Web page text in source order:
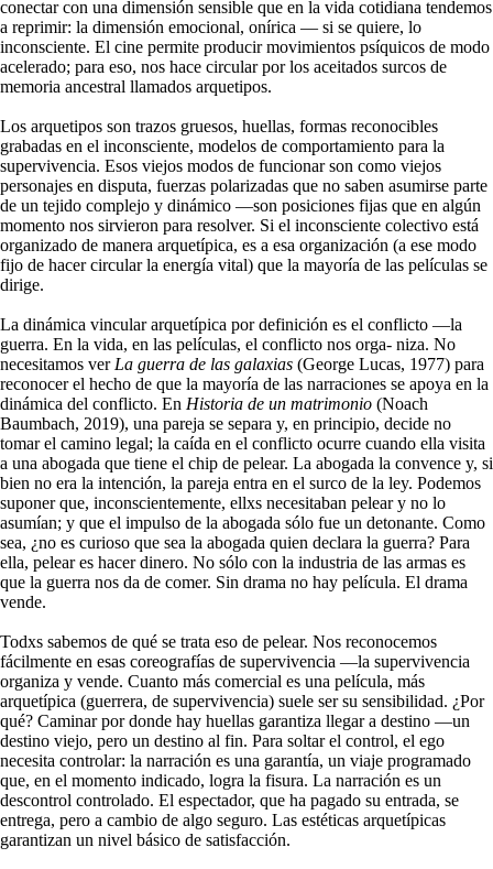
conectar con una dimensión sensible que en la vida cotidiana tendemos
a reprimir: la dimensión emocional, onírica — si se quiere, lo
inconsciente. El cine permite producir movimientos psíquicos de modo
acelerado; para eso, nos hace circular por los aceitados surcos de
memoria ancestral llamados arquetipos.
Los arquetipos son trazos gruesos, huellas, formas reconocibles
grabadas en el inconsciente, modelos de comportamiento para la
supervivencia. Esos viejos modos de funcionar son como viejos
personajes en disputa, fuerzas polarizadas que no saben asumirse parte
de un tejido complejo y dinámico —son posiciones fijas que en algún
momento nos sirvieron para resolver. Si el inconsciente colectivo está
organizado de manera arquetípica, es a esa organización (a ese modo
fijo de hacer circular la energía vital) que la mayoría de las películas se
dirige.
La dinámica vincular arquetípica por definición es el conflicto —la
guerra. En la vida, en las películas, el conflicto nos orga- niza. No
necesitamos ver La guerra de las galaxias (George Lucas, 1977) para
reconocer el hecho de que la mayoría de las narraciones se apoya en la
dinámica del conflicto. En Historia de un matrimonio (Noach
Baumbach, 2019), una pareja se separa y, en principio, decide no
tomar el camino legal; la caída en el conflicto ocurre cuando ella visita
a una abogada que tiene el chip de pelear. La abogada la convence y, si
bien no era la intención, la pareja entra en el surco de la ley. Podemos
suponer que, inconscientemente, ellxs necesitaban pelear y no lo
asumían; y que el impulso de la abogada sólo fue un detonante. Como
sea, ¿no es curioso que sea la abogada quien declara la guerra? Para
ella, pelear es hacer dinero. No sólo con la industria de las armas es
que la guerra nos da de comer. Sin drama no hay película. El drama
vende.
Todxs sabemos de qué se trata eso de pelear. Nos reconocemos
fácilmente en esas coreografías de supervivencia —la supervivencia
organiza y vende. Cuanto más comercial es una película, más
arquetípica (guerrera, de supervivencia) suele ser su sensibilidad. ¿Por
qué? Caminar por donde hay huellas garantiza llegar a destino —un
destino viejo, pero un destino al fin. Para soltar el control, el ego
necesita controlar: la narración es una garantía, un viaje programado
que, en el momento indicado, logra la fisura. La narración es un
descontrol controlado. El espectador, que ha pagado su entrada, se
entrega, pero a cambio de algo seguro. Las estéticas arquetípicas
garantizan un nivel básico de satisfacción.